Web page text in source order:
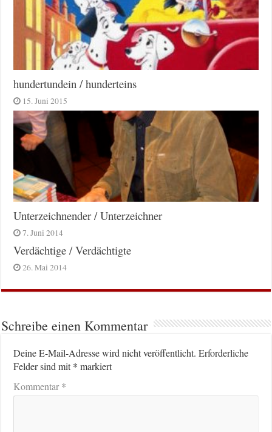
hundertundein / hunderteins
15. Juni 2015
Unterzeichnender / Unterzeichner
7. Juni 2014
Verdächtige / Verdächtigte
26. Mai 2014
Schreibe einen Kommentar
Deine E-Mail-Adresse wird nicht veröffentlicht. Erforderliche
Felder sind mit* markiert
Kommentar*